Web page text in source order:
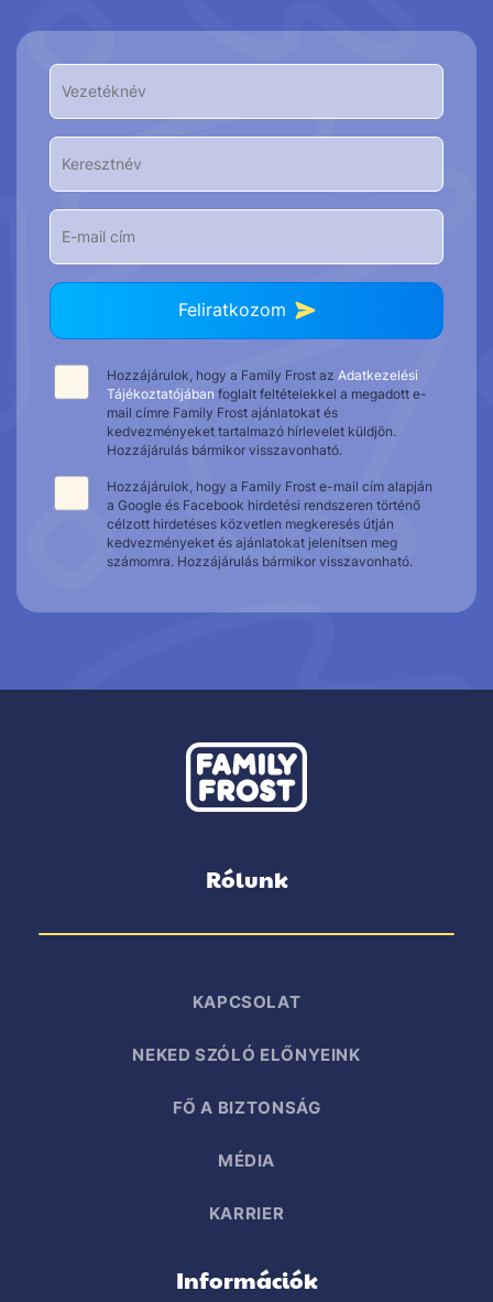
Feliratkozom
Hozzájárulok, hogy a Family Frost az Adatkezelési
Tájékoztatójában foglalt feltételekkel a megadott e-
mail címre Family Frost ajánlatokat és
kedvezményeket tartalmazó hírlevelet küldjön.
Hozzájárulás bármikor visszavonható.
Hozzájárulok, hogy a Family Frost e-mail cím alapján
a Google és Facebook hirdetési rendszeren történő
célzott hirdetéses közvetlen megkeresés útján
kedvezményeket és ajánlatokat jelenítsen meg
számomra. Hozzájárulás bármikor visszavonható.
Rólunk
KAPCSOLAT
NEKED SZÓLÓ ELŐNYEINK
FŐ A BIZTONSÁG
MÉDIA
KARRIER
Információk